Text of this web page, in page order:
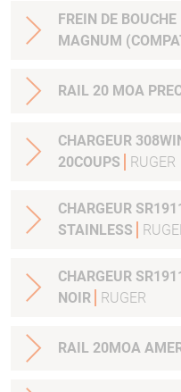
FREIN DE
MAGNUM
RAIL 20 MOA
CHARGEUR
20COUPS
RUGER
CHARGEUR
STAINLESS
CHARGEUR
NOIR
RUGER
RAIL 20MOA